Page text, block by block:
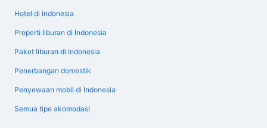
Hotel di Indonesia
Properti liburan di Indonesia
Paket liburan di Indonesia
Penerbangan domestik
Penyewaan mobil di Indonesia
Semua tipe akomodasi